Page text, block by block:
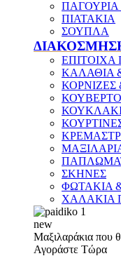
ΠΙΑΤΑΚΙΑ
ΣΟΥΠΛΑ
ΕΠΙΤΟΙΧΑ
ΚΑΛΑΘΙΑ
ΚΟΡΝΙΖΕΣ
ΣΚΗΝΕΣ
ΦΩΤΑΚΙΑ
ΧΑΛΑΚΙΑ
new
Μαξιλαράκια που
Αγοράστε Τώρα